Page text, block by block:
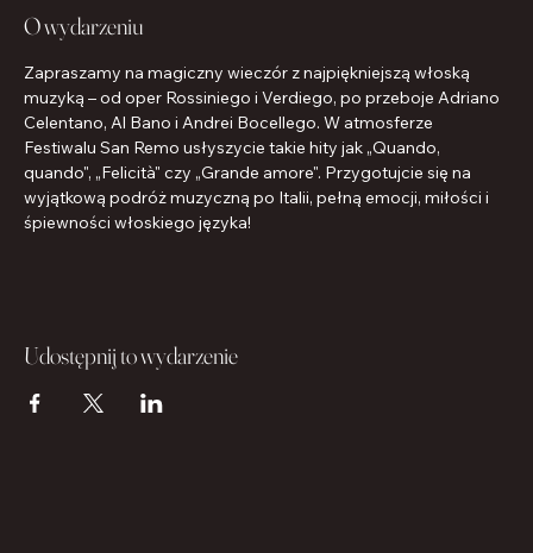
O wydarzeniu
Zapraszamy na magiczny wieczór z najpiękniejszą włoską
muzyką – od oper Rossiniego i Verdiego, po przeboje Adriano
Celentano, Al Bano i Andrei Bocellego. W atmosferze
Festiwalu San Remo usłyszycie takie hity jak „Quando,
quando", „Felicità" czy „Grande amore". Przygotujcie się na
wyjątkową podróż muzyczną po Italii, pełną emocji, miłości i
śpiewności włoskiego języka!
Udostępnij to wydarzenie